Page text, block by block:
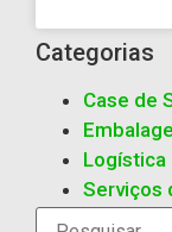
Categorias
Case de
Logística
Serviços